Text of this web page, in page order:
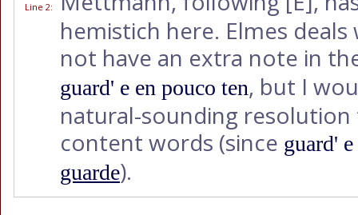
Line 2:
hemistich here. Elmes
not have an extra note in
guard' e en pouco ten, but I
natural-sounding
content words (since guard' e
guarde).